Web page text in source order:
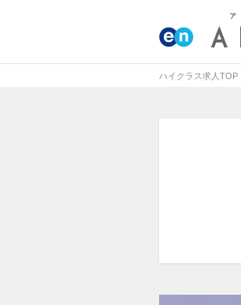
ハイクラス求人TOP